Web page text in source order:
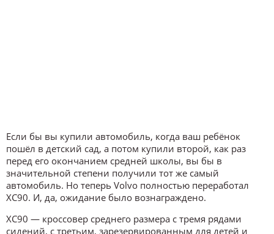
Если бы вы купили автомобиль, когда ваш ребёнок
пошёл в детский сад, а потом купили второй, как раз
перед его окончанием средней школы, вы бы в
значительной степени получили тот же самый
автомобиль. Но теперь Volvo полностью переработал
XC90. И, да, ожидание было вознаграждено.
XC90 — кроссовер среднего размера с тремя рядами
сидений, с третьим, зарезервированным для детей и